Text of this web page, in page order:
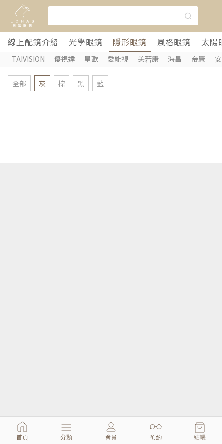
線上配鏡介紹 光學眼鏡 隱形眼鏡 風格眼鏡 太陽
TAIVISION 優視達 星歐 愛能視 美若康 海昌 帝康
全部 灰 棕 黑 藍
首頁 分類 會員 預約 結帳